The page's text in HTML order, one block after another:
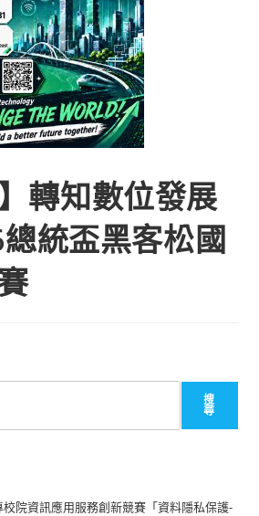
轉知數位發展
統盃黑客松國
搜
尋
校院資訊應用服務創新競賽「資料隱私保護-